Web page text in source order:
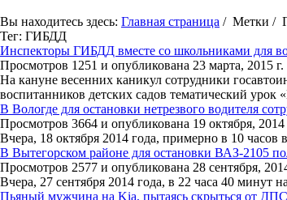
Вы находитесь здесь: Главная страница / Метки /
Тег: ГИБДД
Инспекторы ГИБДД вместе со школьниками для
Просмотров 1251 и опубликована 23 марта, 2015 г.
На кануне весенних каникул сотрудники
воспитанников детских садов тематический
В Вологде для остановки нетрезвого водителя
Просмотров 3664 и опубликована 19 октября, 2014
Вчера, 18 октября 2014 года, примерно в 10
В Вытегорском районе для остановки ВАЗ-2105
Просмотров 2577 и опубликована 28 сентября,
Вчера, 27 сентября 2014 года, в 22 часа 40
Пьяный мужчина на Kia, пытаясь скрыться от